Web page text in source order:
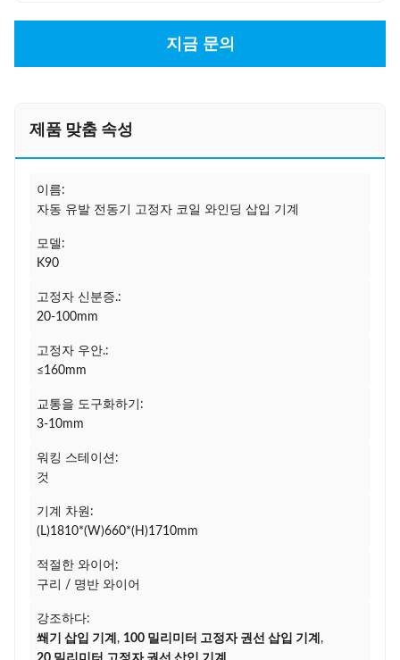
지금 문의
제품 맞춤 속성
이름:
자동 유발 전동기 고정자 코일 와인딩 삽입 기계
모델:
K90
고정자 신분증.:
20-100mm
고정자 우안.:
≤160mm
교통을 도구화하기:
3-10mm
워킹 스테이션:
것
기계 차원:
(L)1810*(W)660*(H)1710mm
적절한 와이어:
구리 / 명반 와이어
강조하다:
쐐기 삽입 기계 , 100 밀리미터 고정자 권선 삽입 기계 ,